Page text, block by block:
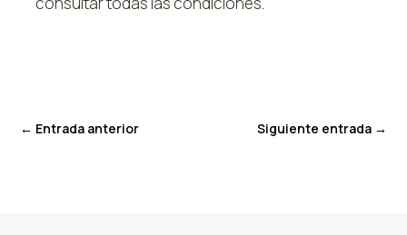
← Entrada anterior Siguiente entrada→